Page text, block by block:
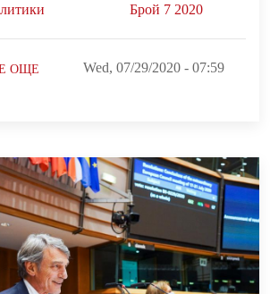
Брой 7 2020
ОЩЕ Wed, 07/29/2020 - 07:59